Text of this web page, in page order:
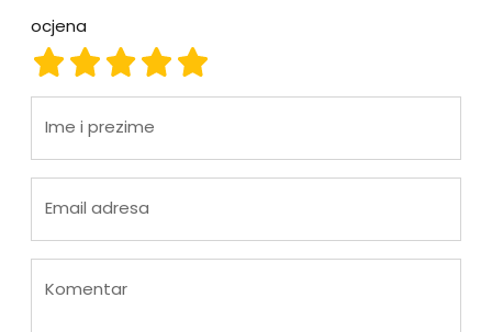
ocjena
ocjena 5
ocjena 4
ocjena 3
ocjena 2
ocjena 1
Ime i prezime
Email adresa
Komentar